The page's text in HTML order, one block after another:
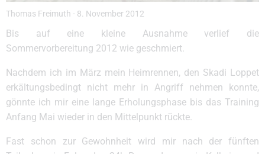
Thomas Freimuth - 8. November 2012
Bis auf eine kleine Ausnahme verlief die
Sommervorbereitung 2012 wie geschmiert.
Nachdem ich im März mein Heimrennen, den Skadi Loppet
erkältungsbedingt nicht mehr in Angriff nehmen konnte,
gönnte ich mir eine lange Erholungsphase bis das Training
Anfang Mai wieder in den Mittelpunkt rückte.
Fast schon zur Gewohnheit wird mir nach der fünften